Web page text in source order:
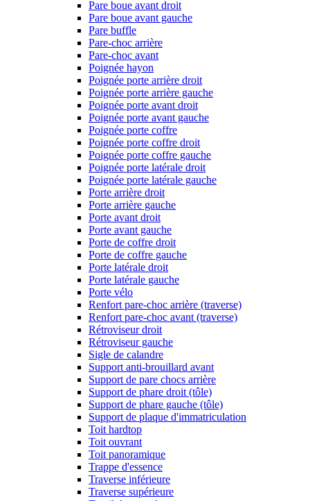
Pare boue avant droit
Pare boue avant gauche
Pare buffle
Pare-choc arrière
Pare-choc avant
Poignée hayon
Poignée porte arrière droit
Poignée porte arrière gauche
Poignée porte avant droit
Poignée porte avant gauche
Poignée porte coffre
Poignée porte coffre droit
Poignée porte coffre gauche
Poignée porte latérale droit
Poignée porte latérale gauche
Porte arrière droit
Porte arrière gauche
Porte avant droit
Porte avant gauche
Porte de coffre droit
Porte de coffre gauche
Porte latérale droit
Porte latérale gauche
Porte vélo
Renfort pare-choc arrière (traverse)
Renfort pare-choc avant (traverse)
Rétroviseur droit
Rétroviseur gauche
Sigle de calandre
Support anti-brouillard avant
Support de pare chocs arrière
Support de phare droit (tôle)
Support de phare gauche (tôle)
Support de plaque d'immatriculation
Toit hardtop
Toit ouvrant
Toit panoramique
Trappe d'essence
Traverse inférieure
Traverse supérieure